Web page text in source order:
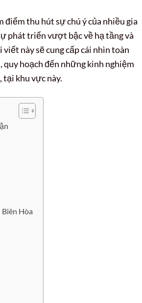
thu hút sự chú ý của nhiều gia
phát triển vượt bậc về hạ tầng và
này sẽ cung cấp cái nhìn toàn
hoạch đến những kinh nghiệm
tại khu vực này.
Hòa